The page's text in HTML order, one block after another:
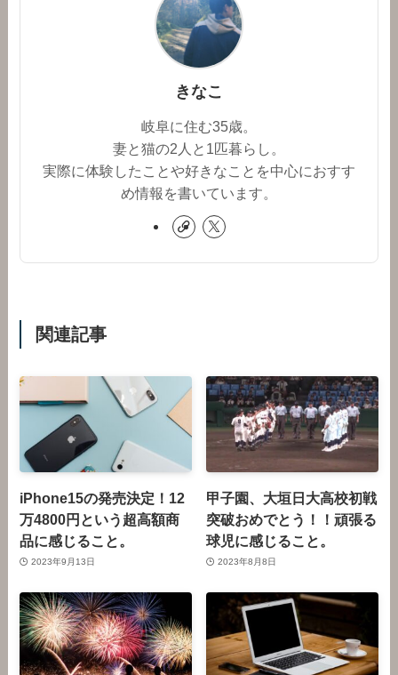
きなこ
岐阜に住む35歳。
妻と猫の2人と1匹暮らし。
実際に体験したことや好きなことを中心におすす
め情報を書いています。
関連記事
iPhone15の発売決定！12
万4800円という超高額商
品に感じること。
2023年9月13日
甲子園、大垣日大高校初戦
突破おめでとう！！頑張る
球児に感じること。
2023年8月8日